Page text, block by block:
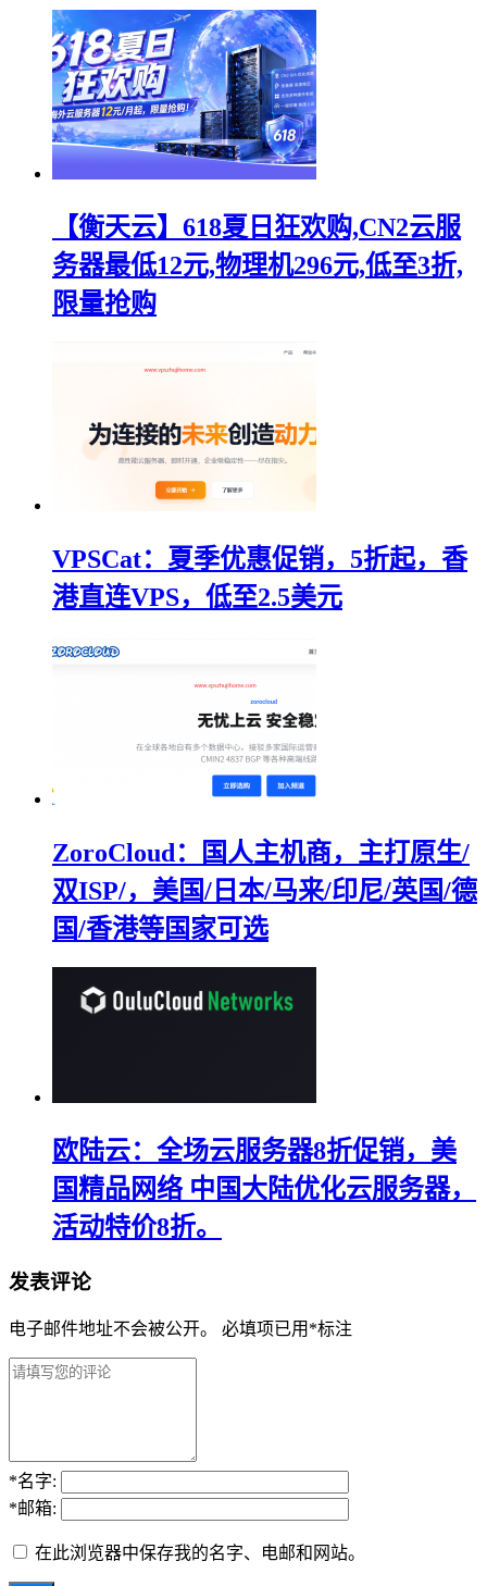
【衡天云】618夏日狂欢购,CN2云服
务器最低12元,物理机296元,低至3折,
限量抢购
VPSCat：夏季优惠促销，5折起，香
港直连VPS，低至2.5美元
ZoroCloud：国人主机商，主打原生/
双ISP/，美国/日本/马来/印尼/英国/德
国/香港等国家可选
欧陆云：全场云服务器8折促销，美
国精品网络 中国大陆优化云服务器，
活动特价8折。
发表评论
电子邮件地址不会被公开。 必填项已用 *标注
*名字:
*邮箱:
在此浏览器中保存我的名字、电邮和网站。